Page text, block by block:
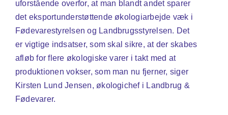
uforstående overfor, at man blandt andet sparer
det eksportunderstøttende økologiarbejde væk i
Fødevarestyrelsen og Landbrugsstyrelsen. Det
er vigtige indsatser, som skal sikre, at der skabes
afløb for flere økologiske varer i takt med at
produktionen vokser, som man nu fjerner, siger
Kirsten Lund Jensen, økologichef i Landbrug &
Fødevarer.